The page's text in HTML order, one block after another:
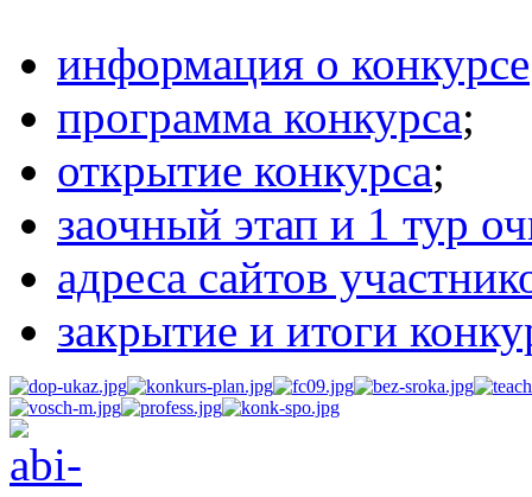
информация о конкурсе
программа конкурса;
открытие конкурса;
заочный этап и 1 тур
адреса сайтов
закрытие и итоги